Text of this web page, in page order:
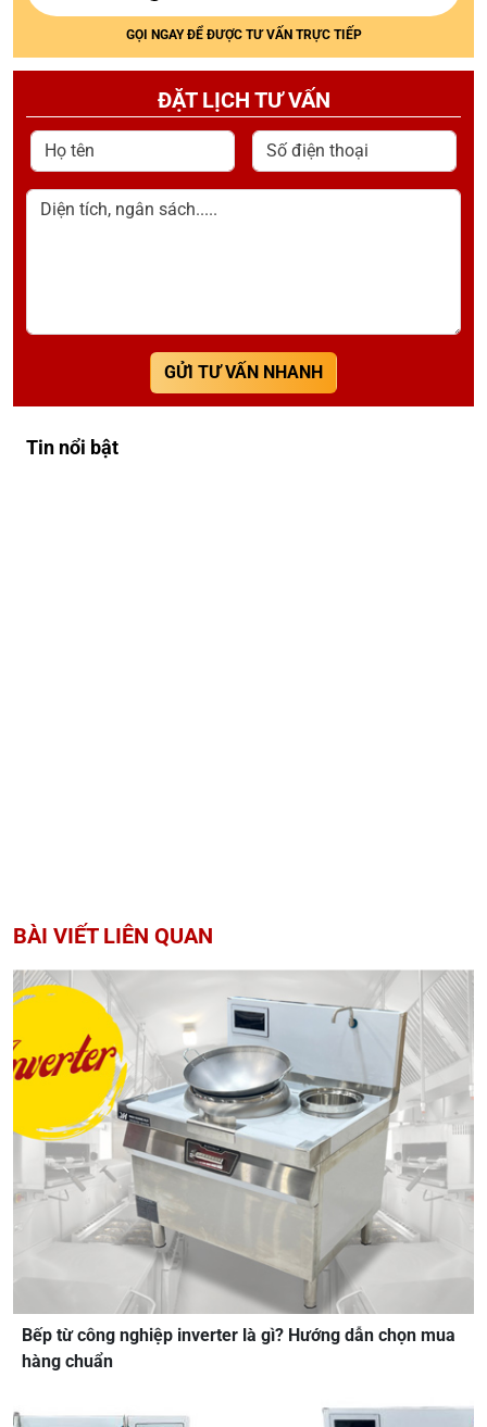
GỌI NGAY ĐỂ ĐƯỢC TƯ VẤN TRỰC TIẾP
ĐẶT LỊCH TƯ VẤN
Họ tên Số điện thoại
Diện tích, ngân sách.....
GỬI TƯ VẤN NHANH
Tin nổi bật
BÀI VIẾT LIÊN QUAN
Bếp từ công nghiệp inverter là gì? Hướng dẫn chọn mua
hàng chuẩn